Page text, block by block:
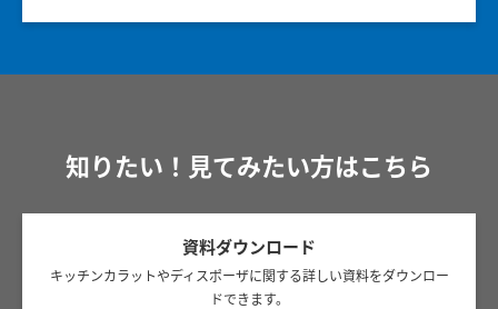
知りたい！見てみたい方はこちら
資料ダウンロード
キッチンカラットやディスポーザに関する詳しい資料をダウンロー
ドできます。